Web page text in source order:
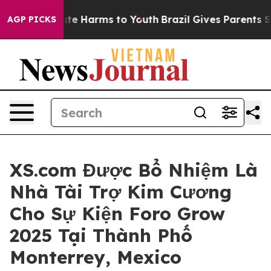
AGP PICKS
to Abate Harms to Youth Brazil Gives Parents
XS.com Được Bổ Nhiệm Là
Nhà Tài Trợ Kim Cương
Cho Sự Kiện Foro Grow
2025 Tại Thành Phố
Monterrey, Mexico